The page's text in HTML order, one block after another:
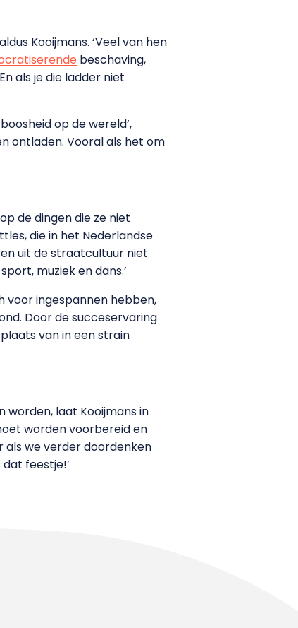
Kooijmans. ‘Veel van hen
beschaving,
als je die ladder niet
op de wereld’,
ontladen. Vooral als het om
de dingen die ze niet
die in het Nederlandse
uit de straatcultuur niet
muziek en dans.’
voor ingespannen hebben,
Door de succeservaring
van in een strain
laat Kooijmans in
worden voorbereid en
als we verder doordenken
feestje!’